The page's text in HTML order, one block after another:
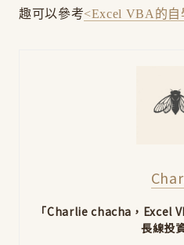
趣可以參考<Excel VBA的自
「Charlie chacha，Excel
長線投